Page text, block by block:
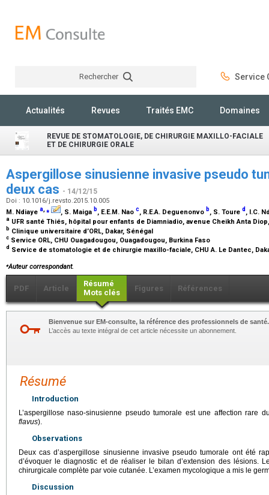
Rechercher Service
Actualités Revues Traités EMC Domaines
REVUE DE STOMATOLOGIE, DE CHIRURGIE MAXILLO-FACIALE
ET DE CHIRURGIE ORALE
Aspergillose sinusienne invasive pseudo
deux cas - 14/12/15
Doi : 10.1016/j.revsto.2015.10.005
M. Ndiaye a,⁎ , S. Maiga b, E.E.M. Nao c, R.E.A. Deguenonvo b, S. Toure d , I.C.
a UFR santé Thiés, hôpital pour enfants de Diamniadio, avenue Cheikh Anta
b Clinique universitaire d’ORL, Dakar, Sénégal
c Service ORL, CHU Ouagadougou, Ouagadougou, Burkina Faso
d Service de stomatologie et de chirurgie maxillo-faciale, CHU A. Le Dantec,
⁎Auteur correspondant.
PDF Article
Résumé
Mots clés
Figures Références
Bienvenue sur EM-consulte, la référence des professionnels de santé.
L’accès au texte intégral de cet article nécessite un abonnement.
Résumé
Introduction
L’aspergillose naso-sinusienne pseudo tumorale est une affection rare
flavus).
Observations
Deux cas d’aspergillose sinusienne invasive pseudo tumorale ont été
d’évoquer le diagnostic et de réaliser le bilan d’extension des lésions.
chirurgicale complète par voie cutanée. L’examen mycologique a mis le
Discussion